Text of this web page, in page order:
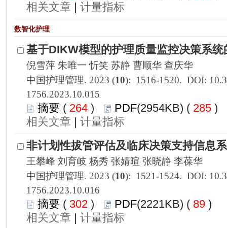
|
1756.2023.10.015
264 ) 285 )
|
1756.2023.10.016
302 ) 89 )
|